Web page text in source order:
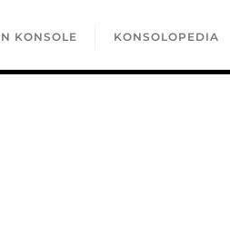
KONSOLE KONSOLOPEDIA